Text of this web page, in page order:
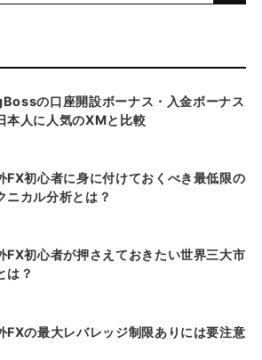
の口座開設ボーナス・入金ボーナス
本人に人気のXMと比較
FX初心者に身に付けておくべき最低限の
ニカル分析とは？
FX初心者が押さえておきたい世界三大市
は？
FXの最大レバレッジ制限ありには要注意